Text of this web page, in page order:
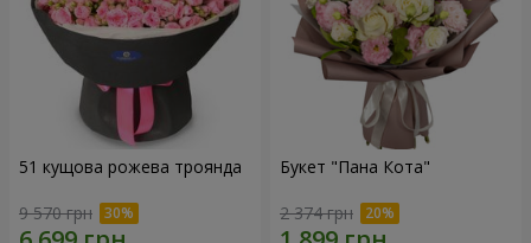
51 кущова рожева троянда
9 570 грн
Букет "Пана Кота"
2 374 грн